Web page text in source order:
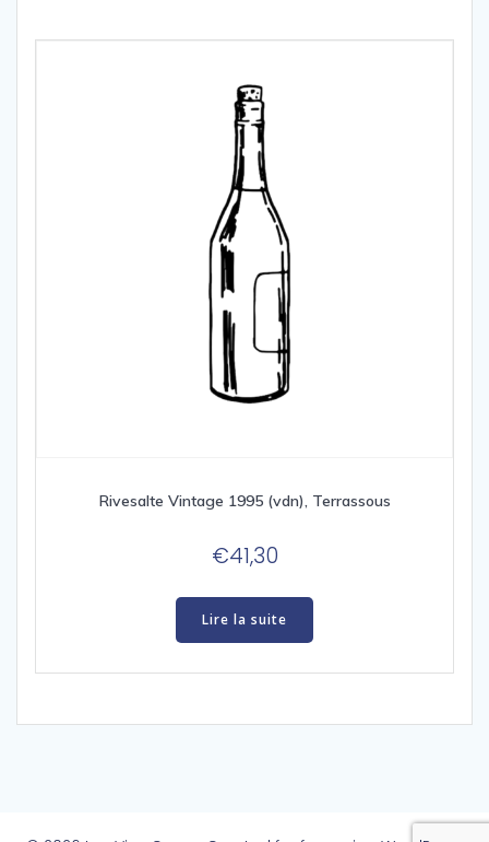
Rivesalte Vintage 1995 (vdn), Terrassous
€41,30
Lire la suite